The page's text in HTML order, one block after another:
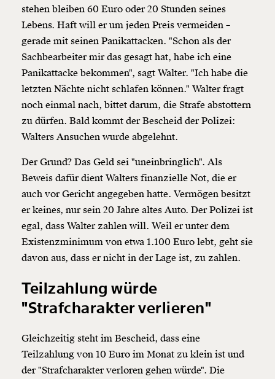
stehen bleiben 60 Euro oder 20 Stunden seines
Lebens. Haft will er um jeden Preis vermeiden –
gerade mit seinen Panikattacken. "Schon als der
Sachbearbeiter mir das gesagt hat, habe ich eine
Panikattacke bekommen", sagt Walter. "Ich habe die
letzten Nächte nicht schlafen können." Walter fragt
noch einmal nach, bittet darum, die Strafe abstottern
zu dürfen. Bald kommt der Bescheid der Polizei:
Walters Ansuchen wurde abgelehnt.
Der Grund? Das Geld sei "uneinbringlich". Als
Beweis dafür dient Walters finanzielle Not, die er
auch vor Gericht angegeben hatte. Vermögen besitzt
er keines, nur sein 20 Jahre altes Auto. Der Polizei ist
egal, dass Walter zahlen will. Weil er unter dem
Existenzminimum von etwa 1.100 Euro lebt, geht sie
davon aus, dass er nicht in der Lage ist, zu zahlen.
Teilzahlung würde
"Strafcharakter verlieren"
Gleichzeitig steht im Bescheid, dass eine
Teilzahlung von 10 Euro im Monat zu klein ist und
der "Strafcharakter verloren gehen würde". Die